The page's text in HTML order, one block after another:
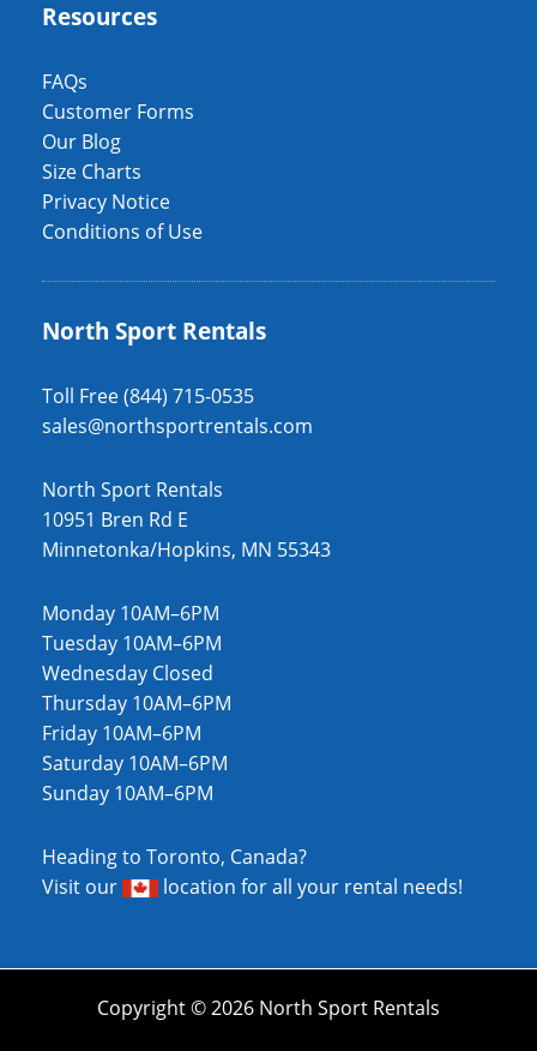
Resources
FAQs
Customer Forms
Our Blog
Size Charts
Privacy Notice
Conditions of Use
North Sport Rentals
Toll Free (844) 715-0535
sales@northsportrentals.com
North Sport Rentals
10951 Bren Rd E
Minnetonka/Hopkins, MN 55343
Monday 10AM–6PM
Tuesday 10AM–6PM
Wednesday Closed
Thursday 10AM–6PM
Friday 10AM–6PM
Saturday 10AM–6PM
Sunday 10AM–6PM
Heading to Toronto, Canada?
Visit our
location for all your rental needs!
Copyright © 2026 North Sport Rentals